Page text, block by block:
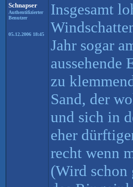
Schnapser
Authentifizierter
Benutzer
05.12.2006 18:45
Insgesamt
Jahr sogar
aussehende
zu
Sand, der
und sich in
eher
recht wenn
(Wird schon